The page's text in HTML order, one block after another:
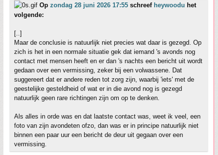
Op zondag 28 juni 2026 17:55 schreef heywoodu het
volgende:
[..]
Maar de conclusie is natuurlijk niet precies wat daar is gezegd. Op
zich is het in een normale situatie gek dat iemand 's avonds nog
contact met mensen heeft en er dan 's nachts een bericht uit wordt
gedaan over een vermissing, zeker bij een volwassene. Dat
suggereert dat er andere reden tot zorg zijn, waarbij 'iets' met de
geestelijke gesteldheid of wat er in die avond nog is gezegd
natuurlijk geen rare richtingen zijn om op te denken.
Als alles in orde was en dat laatste contact was, weet ik veel, een
foto van zijn avondeten ofzo, dan was er in principe natuurlijk niet
binnen een paar uur een bericht de deur uit gegaan over een
vermissing.